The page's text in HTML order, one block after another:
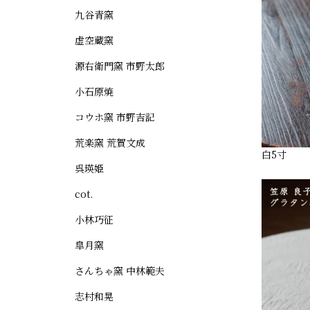
白5寸
九谷青窯
虚空蔵窯
源右衛門窯 市野太郎
小石原焼
コウホ窯 市野吉記
荒楽窯 荒賀文成
呉瑛姫
cot.
小林巧征
皐月窯
さんちゃ窯 中林範夫
志村和晃